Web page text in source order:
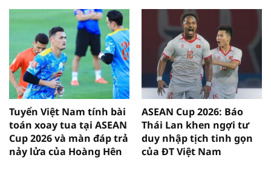
Tuyển Việt Nam tính bài
toán xoay tua tại ASEAN
Cup 2026 và màn đáp trả
nảy lửa của Hoàng Hên
ASEAN Cup 2026: Báo
Thái Lan khen ngợi tư
duy nhập tịch tinh gọn
của ĐT Việt Nam